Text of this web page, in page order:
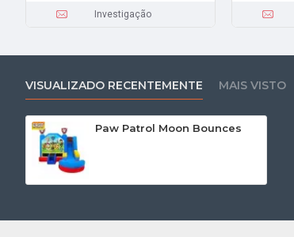
Investigação
VISUALIZADO RECENTEMENTE MAIS VISTO
Paw Patrol Moon Bounces